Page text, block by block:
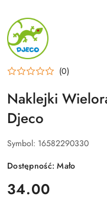
NAZWA
PRODUCENTA:
DJECO
(0)
Naklejki
Djeco
Symbol: 16582290330
Dostępność:Mało
cena:
34.00